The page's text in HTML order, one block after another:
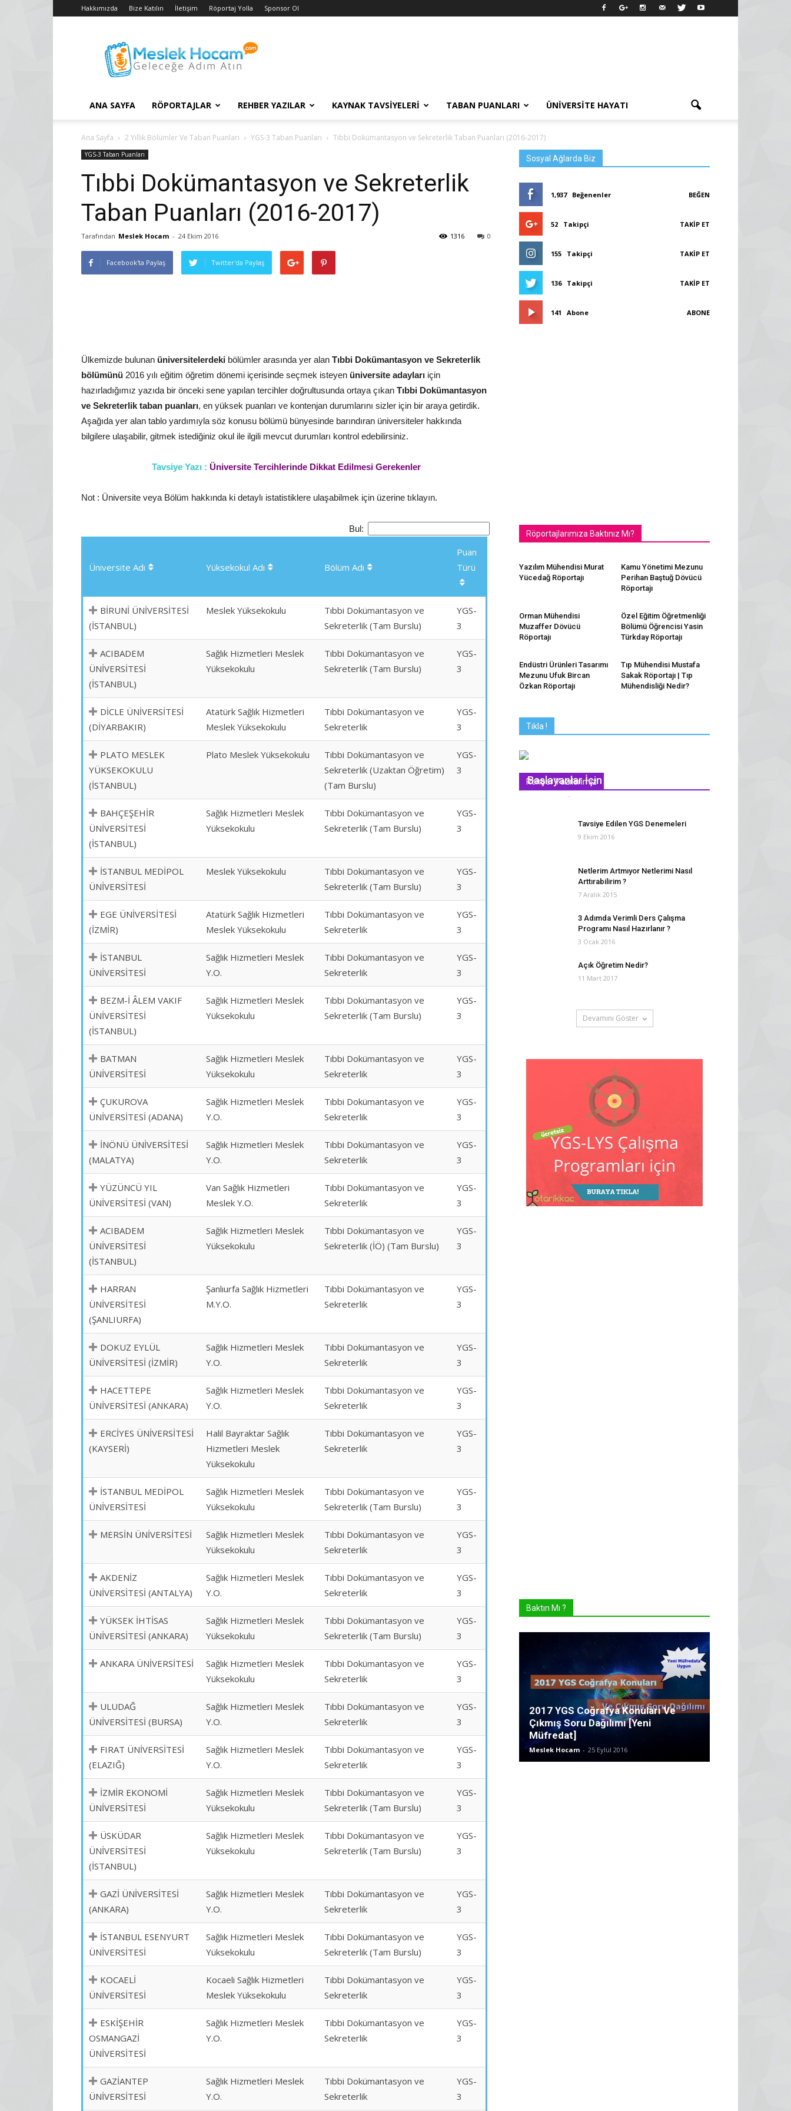
Hakkımızda Bize Katılın İletişim Röportaj Yolla Sponsor Ol
Puanları
–
2018
–
Konuları
ANA SAYFA RÖPORTAJLAR REHBER YAZILAR KAYNAK TAVSIYELERI TABAN PUANLARI ÜNIVERSITE HAYATI
Ana Sayfa 2 Yıllık Bölümler Ve Taban Puanları YGS-3 Taban Puanları Tıbbi Dokümantasyon ve Sekreterlik Taban Puanları (2016-2017)
YGS-3 Taban Puanları
Tıbbi Dokümantasyon ve Sekreterlik
Taban Puanları (2016-2017)
Tarafından Meslek Hocam - 24 Ekim 2016 0
1316
Facebook'ta Paylaş Twitter'da Paylaş
Ülkemizde bulunan üniversitelerdeki bölümler arasında yer alan Tıbbi Dokümantasyon ve Sekreterlik
bölümünü 2016 yılı eğitim öğretim dönemi içerisinde seçmek isteyen üniversite adayları için
hazırladığımız yazıda bir önceki sene yapılan tercihler doğrultusunda ortaya çıkan Tıbbi Dokümantasyon
ve Sekreterlik taban puanları, en yüksek puanları ve kontenjan durumlarını sizler için bir araya getirdik.
Aşağıda yer alan tablo yardımıyla söz konusu bölümü bünyesinde barındıran üniversiteler hakkında
bilgilere ulaşabilir, gitmek istediğiniz okul ile ilgili mevcut durumları kontrol edebilirsiniz.
Tavsiye Yazı : Üniversite Tercihlerinde Dikkat Edilmesi Gerekenler
Not : Üniversite veya Bölüm hakkında ki detaylı istatistiklere ulaşabilmek için üzerine tıklayın.
Bul:
Üniversite Adı Yüksekokul Adı Bölüm Adı
Puan
Türü
BİRUNİ ÜNİVERSİTESİ
(İSTANBUL)
Meslek Yüksekokulu
Tıbbi Dokümantasyon ve
Sekreterlik (Tam Burslu)
YGS-
3
ACIBADEM
ÜNİVERSİTESİ
(İSTANBUL)
Sağlık Hizmetleri Meslek
Yüksekokulu
Tıbbi Dokümantasyon ve
Sekreterlik (Tam Burslu)
YGS-
3
DİCLE ÜNİVERSİTESİ
(DİYARBAKIR)
Atatürk Sağlık Hizmetleri
Meslek Yüksekokulu
Tıbbi Dokümantasyon ve
Sekreterlik
YGS-
3
PLATO MESLEK
YÜKSEKOKULU
(İSTANBUL)
Plato Meslek Yüksekokulu
Tıbbi Dokümantasyon ve
Sekreterlik (Uzaktan Öğretim)
(Tam Burslu)
YGS-
3
BAHÇEŞEHİR
ÜNİVERSİTESİ
(İSTANBUL)
Sağlık Hizmetleri Meslek
Yüksekokulu
Tıbbi Dokümantasyon ve
Sekreterlik (Tam Burslu)
YGS-
3
İSTANBUL MEDİPOL
ÜNİVERSİTESİ
Meslek Yüksekokulu
Tıbbi Dokümantasyon ve
Sekreterlik (Tam Burslu)
YGS-
3
EGE ÜNİVERSİTESİ
(İZMİR)
Atatürk Sağlık Hizmetleri
Meslek Yüksekokulu
Tıbbi Dokümantasyon ve
Sekreterlik
YGS-
3
İSTANBUL
ÜNİVERSİTESİ
Sağlık Hizmetleri Meslek
Y.O.
Tıbbi Dokümantasyon ve
Sekreterlik
YGS-
3
BEZM-İ ÂLEM VAKIF
ÜNİVERSİTESİ
(İSTANBUL)
Sağlık Hizmetleri Meslek
Yüksekokulu
Tıbbi Dokümantasyon ve
Sekreterlik (Tam Burslu)
YGS-
3
BATMAN
ÜNİVERSİTESİ
Sağlık Hizmetleri Meslek
Yüksekokulu
Tıbbi Dokümantasyon ve
Sekreterlik
YGS-
3
ÇUKUROVA
ÜNİVERSİTESİ (ADANA)
Sağlık Hizmetleri Meslek
Y.O.
Tıbbi Dokümantasyon ve
Sekreterlik
YGS-
3
İNÖNÜ ÜNİVERSİTESİ
(MALATYA)
Sağlık Hizmetleri Meslek
Y.O.
Tıbbi Dokümantasyon ve
Sekreterlik
YGS-
3
YÜZÜNCÜ YIL
ÜNİVERSİTESİ (VAN)
Van Sağlık Hizmetleri
Meslek Y.O.
Tıbbi Dokümantasyon ve
Sekreterlik
YGS-
3
ACIBADEM
ÜNİVERSİTESİ
(İSTANBUL)
Sağlık Hizmetleri Meslek
Yüksekokulu
Tıbbi Dokümantasyon ve
Sekreterlik (İÖ) (Tam Burslu)
YGS-
3
HARRAN
ÜNİVERSİTESİ
(ŞANLIURFA)
Şanlıurfa Sağlık Hizmetleri
M.Y.O.
Tıbbi Dokümantasyon ve
Sekreterlik
YGS-
3
DOKUZ EYLÜL
ÜNİVERSİTESİ (İZMİR)
Sağlık Hizmetleri Meslek
Y.O.
Tıbbi Dokümantasyon ve
Sekreterlik
YGS-
3
HACETTEPE
ÜNİVERSİTESİ (ANKARA)
Sağlık Hizmetleri Meslek
Y.O.
Tıbbi Dokümantasyon ve
Sekreterlik
YGS-
3
ERCİYES ÜNİVERSİTESİ
(KAYSERİ)
Halil Bayraktar Sağlık
Hizmetleri Meslek
Yüksekokulu
Tıbbi Dokümantasyon ve
Sekreterlik
YGS-
3
İSTANBUL MEDİPOL
ÜNİVERSİTESİ
Sağlık Hizmetleri Meslek
Yüksekokulu
Tıbbi Dokümantasyon ve
Sekreterlik (Tam Burslu)
YGS-
3
MERSİN ÜNİVERSİTESİ
Sağlık Hizmetleri Meslek
Yüksekokulu
Tıbbi Dokümantasyon ve
Sekreterlik
YGS-
3
AKDENİZ
ÜNİVERSİTESİ (ANTALYA)
Sağlık Hizmetleri Meslek
Y.O.
Tıbbi Dokümantasyon ve
Sekreterlik
YGS-
3
YÜKSEK İHTİSAS
ÜNİVERSİTESİ (ANKARA)
Sağlık Hizmetleri Meslek
Yüksekokulu
Tıbbi Dokümantasyon ve
Sekreterlik (Tam Burslu)
YGS-
3
ANKARA ÜNİVERSİTESİ
Sağlık Hizmetleri Meslek
Yüksekokulu
Tıbbi Dokümantasyon ve
Sekreterlik
YGS-
3
ULUDAĞ
ÜNİVERSİTESİ (BURSA)
Sağlık Hizmetleri Meslek
Y.O.
Tıbbi Dokümantasyon ve
Sekreterlik
YGS-
3
FIRAT ÜNİVERSİTESİ
(ELAZIĞ)
Sağlık Hizmetleri Meslek
Y.O.
Tıbbi Dokümantasyon ve
Sekreterlik
YGS-
3
İZMİR EKONOMİ
ÜNİVERSİTESİ
Sağlık Hizmetleri Meslek
Yüksekokulu
Tıbbi Dokümantasyon ve
Sekreterlik (Tam Burslu)
YGS-
3
ÜSKÜDAR
ÜNİVERSİTESİ
(İSTANBUL)
Sağlık Hizmetleri Meslek
Yüksekokulu
Tıbbi Dokümantasyon ve
Sekreterlik (Tam Burslu)
YGS-
3
GAZİ ÜNİVERSİTESİ
(ANKARA)
Sağlık Hizmetleri Meslek
Y.O.
Tıbbi Dokümantasyon ve
Sekreterlik
YGS-
3
İSTANBUL ESENYURT
ÜNİVERSİTESİ
Sağlık Hizmetleri Meslek
Yüksekokulu
Tıbbi Dokümantasyon ve
Sekreterlik (Tam Burslu)
YGS-
3
KOCAELİ
ÜNİVERSİTESİ
Kocaeli Sağlık Hizmetleri
Meslek Yüksekokulu
Tıbbi Dokümantasyon ve
Sekreterlik
YGS-
3
ESKİŞEHİR
OSMANGAZİ
ÜNİVERSİTESİ
Sağlık Hizmetleri Meslek
Y.O.
Tıbbi Dokümantasyon ve
Sekreterlik
YGS-
3
GAZİANTEP
ÜNİVERSİTESİ
Sağlık Hizmetleri Meslek
Y.O.
Tıbbi Dokümantasyon ve
Sekreterlik
YGS-
3
Sosyal Ağlarda Biz
1,937 Beğenenler BEĞEN
52 Takipçi TAKIP ET
155 Takipçi TAKIP ET
136 Takipçi TAKIP ET
141 Abone ABONE
Röportajlarımıza Baktınız Mı?
Yazılım Mühendisi Murat
Yücedağ Röportajı
Kamu Yönetimi Mezunu
Perihan Baştuğ Dövücü
Röportajı
Orman Mühendisi
Muzaffer Dövücü
Röportajı
Özel Eğitim Öğretmenliği
Bölümü Öğrencisi Yasin
Türkday Röportajı
Endüstri Ürünleri Tasarımı
Mezunu Ufuk Bircan
Özkan Röportajı
Tıp Mühendisi Mustafa
Sakak Röportajı | Tıp
Mühendisliği Nedir?
Tıkla !
Rehber Yazılarımız
Başlayanlar İçin 10 Tavsiye
-
Tavsiye Edilen YGS Denemeleri
9 Ekim 2016
Netlerim Artmıyor Netlerimi Nasıl
Arttırabilirim ?
7 Aralık 2015
3 Adımda Verimli Ders Çalışma
Programı Nasıl Hazırlanır ?
3 Ocak 2016
Açık Öğretim Nedir?
11 Mart 2017
Devamını Göster
Baktın Mı ?
2017 YGS Coğrafya Konuları Ve
Çıkmış Soru Dağılımı [Yeni
Müfredat]
Meslek Hocam - 25 Eylül 2016